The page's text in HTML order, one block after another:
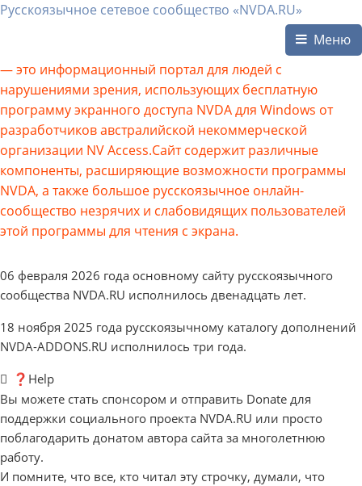
Русскоязычное сетевое сообщество «NVDA.RU»
Меню
— это информационный портал для людей с
нарушениями зрения, использующих бесплатную
программу экранного доступа NVDA для Windows от
разработчиков австралийской некоммерческой
организации NV Access.Сайт содержит различные
компоненты, расширяющие возможности программы
NVDA, а также большое русскоязычное онлайн-
сообщество незрячих и слабовидящих пользователей
этой программы для чтения с экрана.
06 февраля 2026 года основному сайту русскоязычного
сообщества NVDA.RU исполнилось двенадцать лет.
18 ноября 2025 года русскоязычному каталогу дополнений
NVDA-ADDONS.RU исполнилось три года.
❓Help
Вы можете стать спонсором и отправить Donate для
поддержки социального проекта NVDA.RU или просто
поблагодарить донатом автора сайта за многолетнюю
работу.
И помните, что все, кто читал эту строчку, думали, что